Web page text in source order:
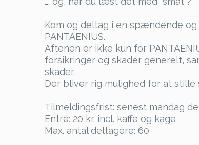
Kom og deltag i en spændende
PANTAENIUS.
Aftenen er ikke kun for
forsikringer og skader generelt,
skader.
Der bliver rig mulighed for at stille
Tilmeldingsfrist: senest mandag
Entre: 20 kr. incl. kaffe og kage
Max. antal deltagere: 60